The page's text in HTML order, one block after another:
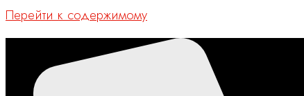
Перейти к содержимому